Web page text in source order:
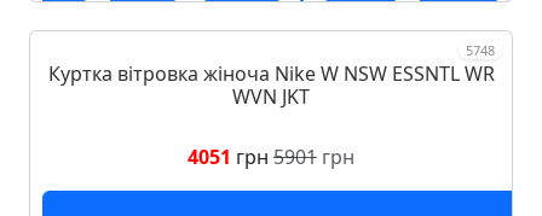
5748
Куртка вітровка жіноча Nike W NSW ESSNTL WR
WVN JKT
4051 грн 5901 грн